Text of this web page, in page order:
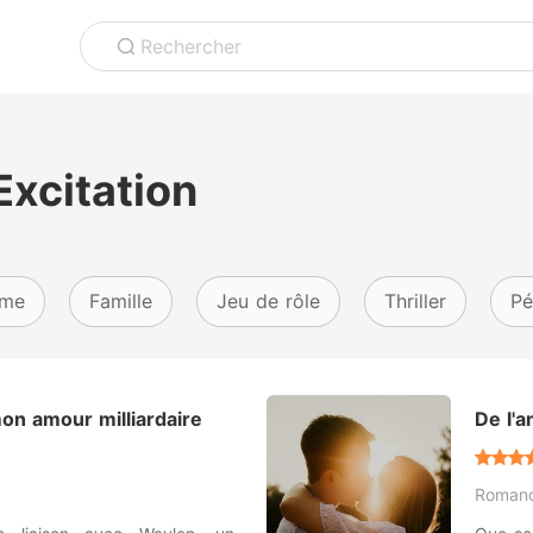
Rechercher
Famille Jeu de rôle Thriller
amour milliardaire De